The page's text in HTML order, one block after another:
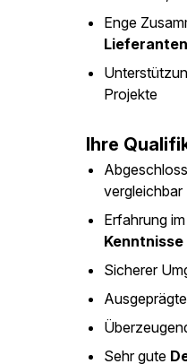
Enge
Projekte
Ihre
vergleichbar
Erfahrung
Kenntnisse
Sicherer
Sehr gute